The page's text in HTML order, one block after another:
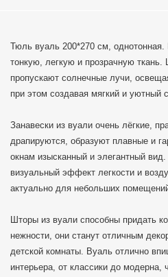
Тюль вуаль 200*270 см, однотонная.
тонкую, легкую и прозрачную
пропускают солнечные лучи,
при этом создавая мягкий и уютный
Занавески из вуали очень лёгкие,
драпируются, образуют плавные и
окнам изысканный и элегантный
визуальный эффект легкости и
актуально для небольших
Шторы из вуали способны придать
нежности, они станут отличным
детской комнаты. Вуаль отлично
интерьера, от классики до модерна,